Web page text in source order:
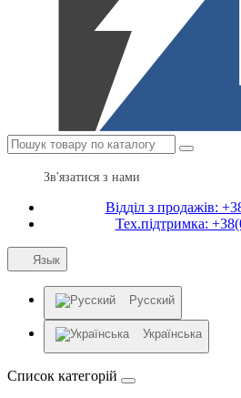
Зв'язатися з нами
Відділ з продажів:
Тех.підтримка:
Язык
Русский
Українська
Список категорій